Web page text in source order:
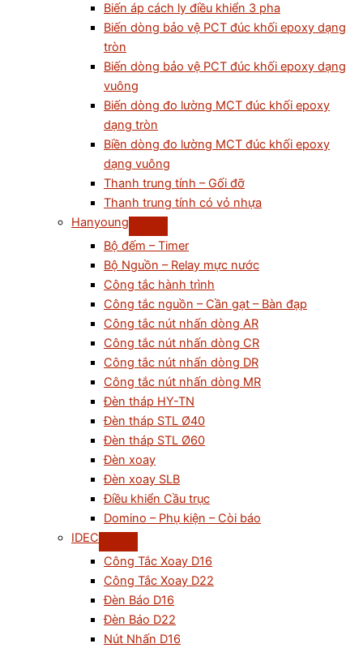
Biến áp cách ly điều khiển 3 pha
Biến dòng bảo vệ PCT đúc khối epoxy dạng
tròn
Biến dòng bảo vệ PCT đúc khối epoxy dạng
vuông
Biến dòng đo lường MCT đúc khối epoxy
dạng tròn
Biền dòng đo lường MCT đúc khối epoxy
dạng vuông
Thanh trung tính – Gối đỡ
Thanh trung tính có vỏ nhựa
Hanyoung
Bộ đếm – Timer
Bộ Nguồn – Relay mực nước
Công tắc hành trình
Công tắc nguồn – Cần gạt – Bàn đạp
Công tắc nút nhấn dòng AR
Công tắc nút nhấn dòng CR
Công tắc nút nhấn dòng DR
Công tắc nút nhấn dòng MR
Đèn tháp HY-TN
Đèn tháp STL Ø40
Đèn tháp STL Ø60
Đèn xoay
Đèn xoay SLB
Điều khiển Cầu trục
Domino – Phụ kiện – Còi báo
IDEC
Công Tắc Xoay D16
Công Tắc Xoay D22
Đèn Báo D16
Đèn Báo D22
Nút Nhấn D16